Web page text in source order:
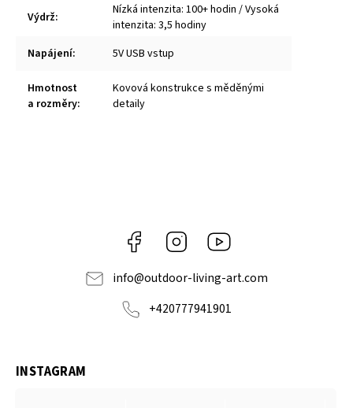
Výdrž:
Nízká intenzita: 100+ hodin / Vysoká
intenzita: 3,5 hodiny
Napájení: 5V USB vstup
Hmotnost
a rozměry:
Kovová konstrukce s měděnými
detaily
Facebook Instagram
info@outdoor-living-art.com
+420777941901
INSTAGRAM